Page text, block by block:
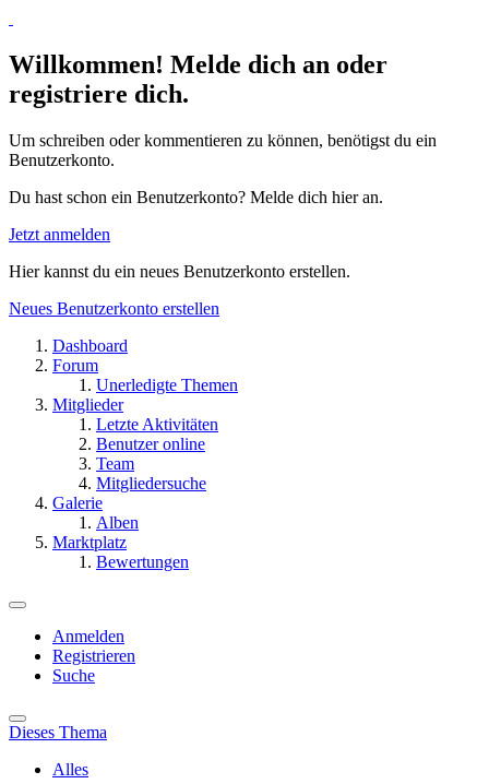
Willkommen! Melde dich an oder
registriere dich.
Um schreiben oder kommentieren zu können, benötigst du ein
Benutzerkonto.
Du hast schon ein Benutzerkonto? Melde dich hier an.
Jetzt anmelden
Hier kannst du ein neues Benutzerkonto erstellen.
Neues Benutzerkonto erstellen
Dashboard
Forum
Unerledigte Themen
Mitglieder
Letzte Aktivitäten
Benutzer online
Team
Mitgliedersuche
Galerie
Alben
Marktplatz
Bewertungen
Anmelden
Registrieren
Suche
Dieses Thema
Alles